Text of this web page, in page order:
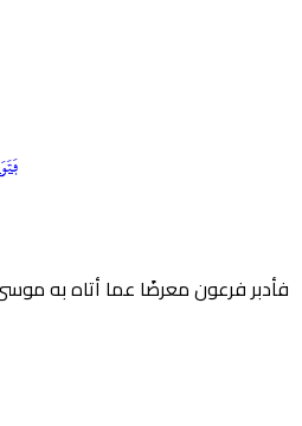
فأدبر فرعون معرضًا عما أتاه به